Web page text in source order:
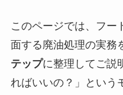
このページでは、フー
面する廃油処理の実務
テップに整理してご説
ればいいの？」という